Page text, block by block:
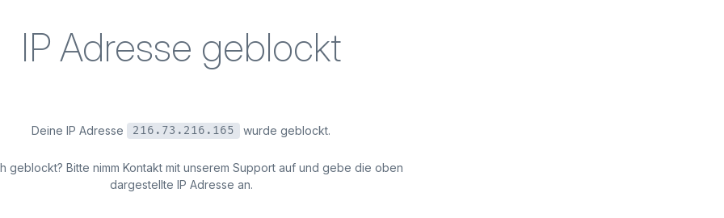
IP Adresse geblockt
Deine IP Adresse 216.73.216.165 wurde geblockt.
geblockt? Bitte nimm Kontakt mit unserem Support auf und gebe die oben
dargestellte IP Adresse an.